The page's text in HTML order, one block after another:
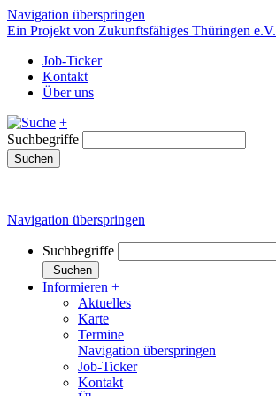
Navigation überspringen
Ein Projekt von Zukunftsfähiges Thüringen e.V.
Job-Ticker
Kontakt
Über uns
+
Suchbegriffe
Suchen
Navigation überspringen
Suchbegriffe
Suchen
Informieren +
Aktuelles
Karte
Termine
Navigation überspringen
Job-Ticker
Kontakt